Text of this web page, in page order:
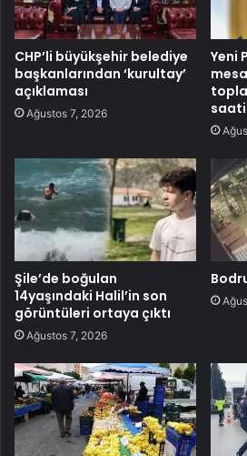
CHP’li büyükşehir belediye
başkanlarından ‘kurultay’
açıklaması
Ağustos 7, 2026
Yeni
Şile’de boğulan
14yaşındaki Halil’in son
görüntüleri ortaya çıktı
Ağustos 7, 2026